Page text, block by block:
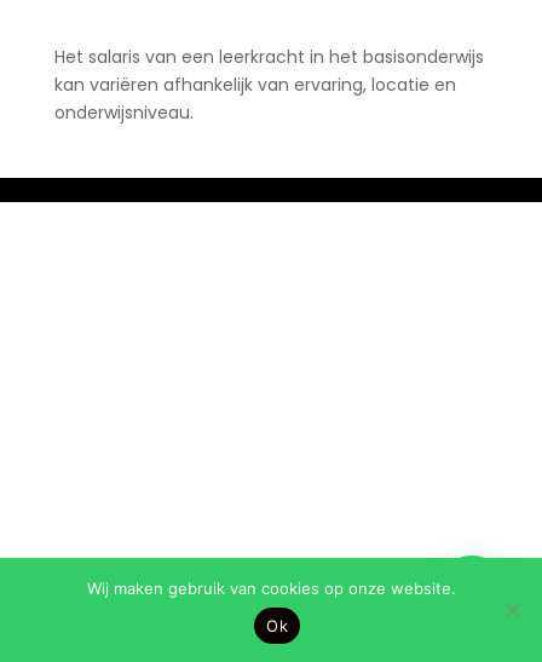
Het salaris van een leerkracht in het basisonderwijs
kan variëren afhankelijk van ervaring, locatie en
onderwijsniveau.
Wij maken gebruik van cookies op onze website.
Ok